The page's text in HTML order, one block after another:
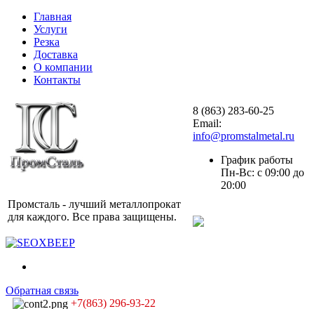
Главная
Услуги
Резка
Доставка
О компании
Контакты
Промсталь - лучший металлопрокат
для каждого. Все права защищены.
8 (863) 283-60-25
Email:
info@promstalmetal.ru
График работы
Пн-Вс: с 09:00 до
20:00
Обратная связь
+7(863) 296-93-22